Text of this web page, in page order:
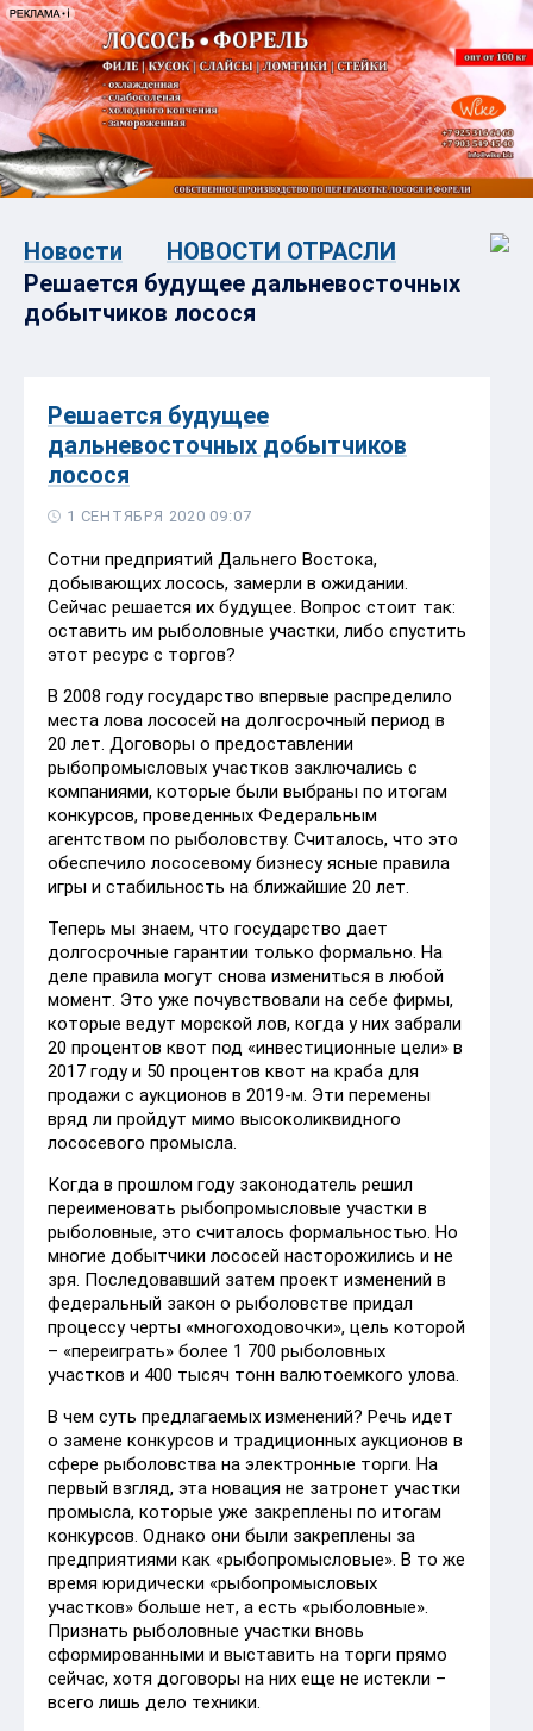
Новости
НОВОСТИ ОТРАСЛИ
Решается будущее дальневосточных
добытчиков лосося
Решается будущее
дальневосточных добытчиков
лосося
1 СЕНТЯБРЯ 2020 09:07
Сотни предприятий Дальнего Востока,
добывающих лосось, замерли в ожидании.
Сейчас решается их будущее. Вопрос стоит так:
оставить им рыболовные участки, либо спустить
этот ресурс с торгов?
В 2008 году государство впервые распределило
места лова лососей на долгосрочный период в
20 лет. Договоры о предоставлении
рыбопромысловых участков заключались с
компаниями, которые были выбраны по итогам
конкурсов, проведенных Федеральным
агентством по рыболовству. Считалось, что это
обеспечило лососевому бизнесу ясные правила
игры и стабильность на ближайшие 20 лет.
Теперь мы знаем, что государство дает
долгосрочные гарантии только формально. На
деле правила могут снова измениться в любой
момент. Это уже почувствовали на себе фирмы,
которые ведут морской лов, когда у них забрали
20 процентов квот под «инвестиционные цели» в
2017 году и 50 процентов квот на краба для
продажи с аукционов в 2019-м. Эти перемены
вряд ли пройдут мимо высоколиквидного
лососевого промысла.
Когда в прошлом году законодатель решил
переименовать рыбопромысловые участки в
рыболовные, это считалось формальностью. Но
многие добытчики лососей насторожились и не
зря. Последовавший затем проект изменений в
федеральный закон о рыболовстве придал
процессу черты «многоходовочки», цель которой
– «переиграть» более 1 700 рыболовных
участков и 400 тысяч тонн валютоемкого улова.
В чем суть предлагаемых изменений? Речь идет
о замене конкурсов и традиционных аукционов в
сфере рыболовства на электронные торги. На
первый взгляд, эта новация не затронет участки
промысла, которые уже закреплены по итогам
конкурсов. Однако они были закреплены за
предприятиями как «рыбопромысловые». В то же
время юридически «рыбопромысловых
участков» больше нет, а есть «рыболовные».
Признать рыболовные участки вновь
сформированными и выставить на торги прямо
сейчас, хотя договоры на них еще не истекли –
всего лишь дело техники.